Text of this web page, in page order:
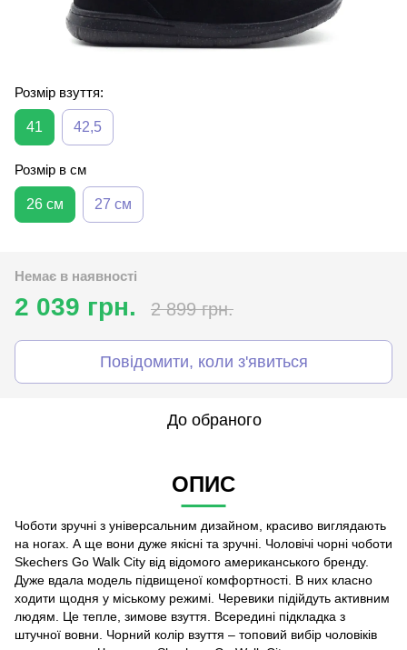
Розмір взуття:
41 42,5
Розмір в см
26 см 27 см
Немає в наявності
2 039 грн. 2 899 грн.
Повідомити, коли з'явиться
До обраного
ОПИС
Чоботи зручні з універсальним дизайном, красиво виглядають
на ногах. А ще вони дуже якісні та зручні. Чоловічі чорні чоботи
Skechers Go Walk City від відомого американського бренду.
Дуже вдала модель підвищеної комфортності. В них класно
ходити щодня у міському режимі. Черевики підійдуть активним
людям. Це тепле, зимове взуття. Всередині підкладка з
штучної вовни. Чорний колір взуття – топовий вибір чоловіків